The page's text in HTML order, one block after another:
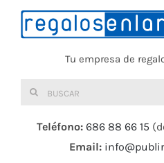
Saltar
Tu empresa de
Buscar:
Teléfono: 686 88 66 15
Email: